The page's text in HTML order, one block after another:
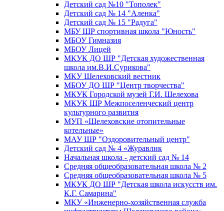
Детский сад №10 "Тополек"
Детский сад № 14 "Аленка"
Детский сад № 15 "Радуга"
МБУ ШР спортивная школа "Юность"
МБОУ Гимназия
МБОУ Лицей
МКУК ДО ШР "Детская художественная
школа им.В.И.Сурикова"
МКУ Шелеховский вестник
МБОУ ДО ШР "Центр творчества"
МКУК Городской музей Г.И. Шелехова
МКУК ШР Межпоселенческий центр
культурного развития
МУП «Шелеховские отопительные
котельные»
МАУ ШР "Оздоровительный центр"
Детский сад № 4 «Журавлик
Начальная школа - детский сад № 14
Средняя общеобразовательная школа № 2
Средняя общеобразовательная школа № 5
МКУК ДО ШР "Детская школа искусств им.
К.Г. Самарина"
МКУ «Инженерно-хозяйственная служба